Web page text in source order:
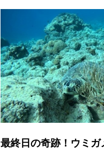
最終日の奇跡！ウミガ